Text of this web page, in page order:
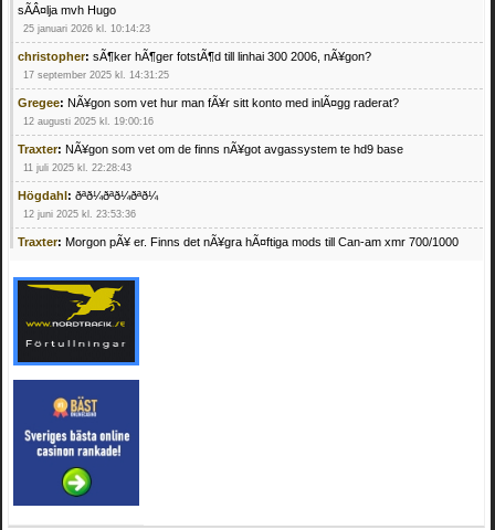
sÃÂ¤lja mvh Hugo
25 januari 2026 kl. 10:14:23
christopher: sÃ¶ker hÃ¶ger fotstÃ¶d till linhai 300 2006, nÃ¥gon?
17 september 2025 kl. 14:31:25
Gregee: NÃ¥gon som vet hur man fÃ¥r sitt konto med inlÃ¤gg raderat?
12 augusti 2025 kl. 19:00:16
Traxter: NÃ¥gon som vet om de finns nÃ¥got avgassystem te hd9 base
11 juli 2025 kl. 22:28:43
Högdahl: ðªð¼ðªð¼ðªð¼
12 juni 2025 kl. 23:53:36
Traxter: Morgon pÃ¥ er. Finns det nÃ¥gra hÃ¤ftiga mods till Can-am xmr 700/1000
Mrhandsome:SÃ¶ker defekta/trasiga fyrhjulingar. Jag betalar bra och du kan nÃ¥ mig
pÃ¥ 0709955029 eller hv.alexandersson@gmail.com ifall du har en som du vill sÃ¤lja
mvh Hugo
21 februari 2025 kl. 09:25:52
Oscar5:NÃ¥gon som vet vad man kan begÃ¤ra fÃ¶r en Honda TRX 350 FE 2005
4 februari 2025 kl. 19:20:50
Oscar5:44
4 februari 2025 kl. 19:15:36
Greger59:NÃ¤gon som vet har en Cetek 500 EFI
15 januari 2025 kl. 23:49:44
Mrhandsome:SÃÂ¶ker defekta/trasiga fyrhjulingar. Jag betalar bra och du kan nÃÂ¥